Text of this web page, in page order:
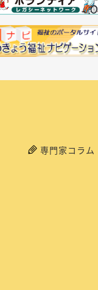
専門家コラム